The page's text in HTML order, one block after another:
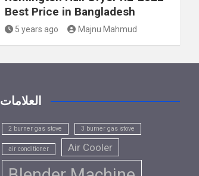
Best Price in Bangladesh
5 years ago Majnu Mahmud
العلامات
2 burner gas stove 3 burner gas stove
air conditioner Air Cooler